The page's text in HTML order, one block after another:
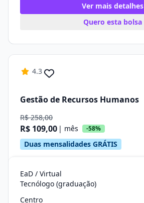
Ver mais detalhes
Quero esta bolsa
4.3
Gestão de Recursos Humanos
R$ 258,00
R$ 109,00 | mês -58%
Duas mensalidades GRÁTIS
EaD / Virtual
Tecnólogo (graduação)
Centro